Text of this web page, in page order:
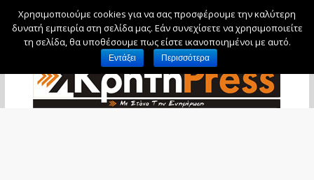
Σάββατο, 8 Αυγούστου, 2026
Χρησιμοποιούμε cookies για να σας προσφέρουμε την καλύτερη
δυνατή εμπειρία στη σελίδα μας. Εάν συνεχίσετε να χρησιμοποιείτε
τη σελίδα, θα υποθέσουμε πως είστε ικανοποιημένοι με αυτό.
Εντάξει Περισσότερα